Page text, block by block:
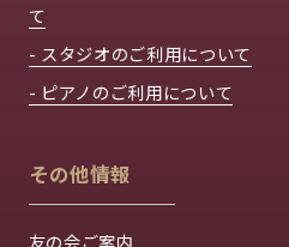
て
- スタジオのご利用について
- ピアノのご利用について
その他情報
友の会ご案内